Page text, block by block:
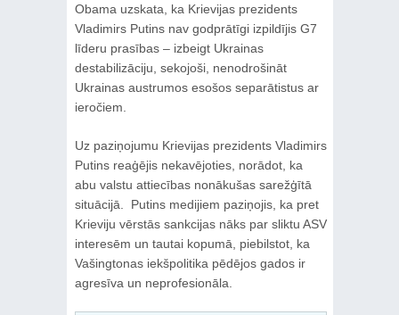
Obama uzskata, ka Krievijas prezidents
Vladimirs Putins nav godprātīgi izpildījis G7
līderu prasības – izbeigt Ukrainas
destabilizāciju, sekojoši, nenodrošināt
Ukrainas austrumos esošos separātistus ar
ieročiem.
Uz paziņojumu Krievijas prezidents Vladimirs
Putins reaģējis nekavējoties, norādot, ka
abu valstu attiecības nonākušas sarežģītā
situācijā. Putins medijiem paziņojis, ka pret
Krieviju vērstās sankcijas nāks par sliktu ASV
interesēm un tautai kopumā, piebilstot, ka
Vašingtonas iekšpolitika pēdējos gados ir
agresīva un neprofesionāla.